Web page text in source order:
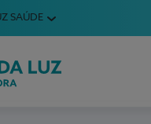
SAÚDE
da Amadora